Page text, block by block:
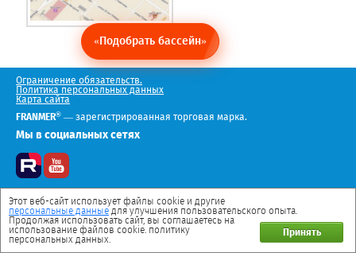
«Подобрать бассейн»
Ограничение обязательств.
Политика персональных данных
Карта сайта
FRANMER® — зарегистрированная торговая марка.
Мы в социальных сетях
Этот веб-сайт использует файлы cookie и другие
персональные данные для улучшения пользовательского опыта.
Принять
Продолжая использовать сайт, вы соглашаетесь на
использование файлов cookie. политику
персональных данных.